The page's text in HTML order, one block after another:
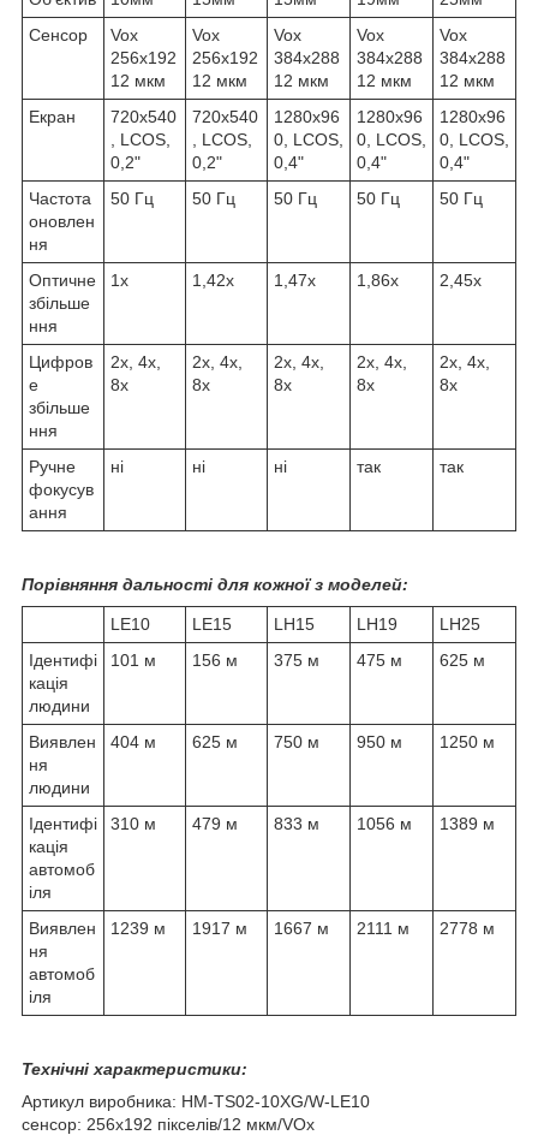
Сенсор
Vox
256х192
12 мкм
Vox
256х192
12 мкм
Vox
384х288
12 мкм
Vox
384х288
12 мкм
Vox
384х288
12 мкм
Екран
720х540
, LCOS,
0,2"
720х540
, LCOS,
0,2"
1280х96
0, LCOS,
0,4"
1280х96
0, LCOS,
0,4"
1280х96
0, LCOS,
0,4"
Частота
оновлен
ня
50 Гц 50 Гц 50 Гц 50 Гц 50 Гц
Оптичне
збільше
ння
1х 1,42х 1,47х 1,86х 2,45х
Цифров
е
збільше
ння
2х, 4х,
8х
2х, 4х,
8х
2х, 4х,
8х
2х, 4х,
8х
2х, 4х,
8х
Ручне
фокусув
ання
ні ні ні так так
Порівняння дальності для кожної з моделей:
LE10 LE15 LH15 LH19
LH25
Ідентифі
кація
людини
101 м 156 м 375 м 475 м 625 м
Виявлен
ня
людини
404 м 625 м 750 м 950 м 1250 м
Ідентифі
кація
автомоб
іля
310 м 479 м 833 м 1056 м 1389 м
Виявлен
ня
автомоб
іля
1239 м 1917 м 1667 м 2111 м 2778 м
Технічні характеристики:
Артикул виробника: HM-TS02-10XG/W-LE10
сенсор: 256х192 пікселів/12 мкм/VOx